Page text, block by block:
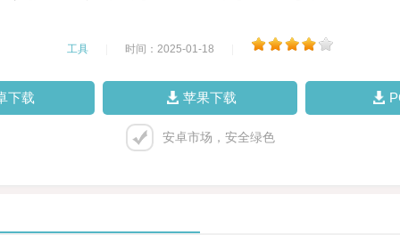
工具 时间：2025-01-18
下载 苹果下载
安卓市场，安全绿色